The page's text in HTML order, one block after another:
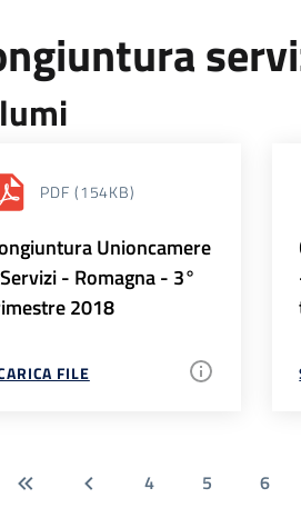
PDF (154KB)
Unioncamere
- Romagna - 3°
2018
FILE
4 5 6